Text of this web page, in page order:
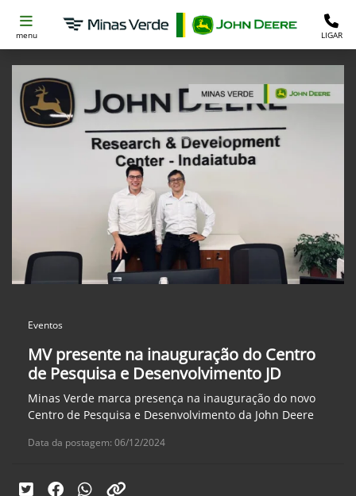
menu LIGAR
Eventos
MV presente na inauguração do Centro
de Pesquisa e Desenvolvimento JD
Minas Verde marca presença na inauguração do novo
Centro de Pesquisa e Desenvolvimento da John Deere
Data da postagem: 06/12/2024